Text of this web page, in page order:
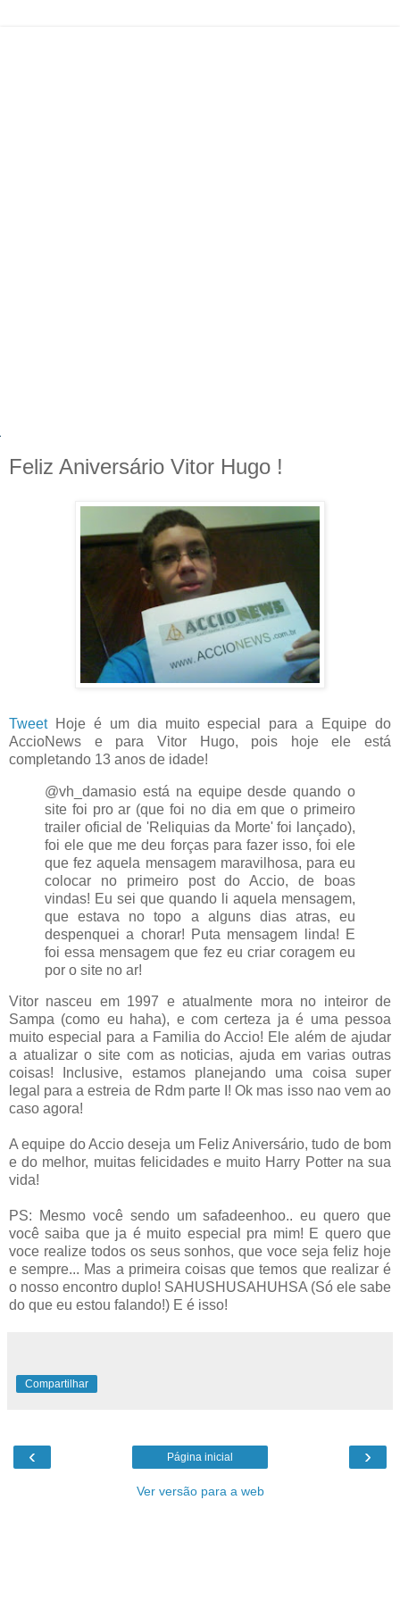
Feliz Aniversário Vitor Hugo !
TweetHoje é um dia muito especial para a Equipe do
AccioNews e para Vitor Hugo, pois hoje ele está
completando 13 anos de idade!
@vh_damasio está na equipe desde quando o
site foi pro ar (que foi no dia em que o primeiro
trailer oficial de 'Reliquias da Morte' foi lançado),
foi ele que me deu forças para fazer isso, foi ele
que fez aquela mensagem maravilhosa, para eu
colocar no primeiro post do Accio, de boas
vindas! Eu sei que quando li aquela mensagem,
que estava no topo a alguns dias atras, eu
despenquei a chorar! Puta mensagem linda! E
foi essa mensagem que fez eu criar coragem eu
por o site no ar!
Vitor nasceu em 1997 e atualmente mora no inteiror de
Sampa (como eu haha), e com certeza ja é uma pessoa
muito especial para a Familia do Accio! Ele além de ajudar
a atualizar o site com as noticias, ajuda em varias outras
coisas! Inclusive, estamos planejando uma coisa super
legal para a estreia de Rdm parte I! Ok mas isso nao vem ao
caso agora!
A equipe do Accio deseja um Feliz Aniversário, tudo de bom
e do melhor, muitas felicidades e muito Harry Potter na sua
vida!
PS: Mesmo você sendo um safadeenhoo.. eu quero que
você saiba que ja é muito especial pra mim! E quero que
voce realize todos os seus sonhos, que voce seja feliz hoje
e sempre... Mas a primeira coisas que temos que realizar é
o nosso encontro duplo! SAHUSHUSAHUHSA (Só ele sabe
do que eu estou falando!) E é isso!
Compartilhar
‹ ›
Página inicial
Ver versão para a web